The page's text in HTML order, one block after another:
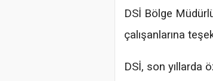
DSİ Bölge
çalışanlarına
DSİ, son yıllarda